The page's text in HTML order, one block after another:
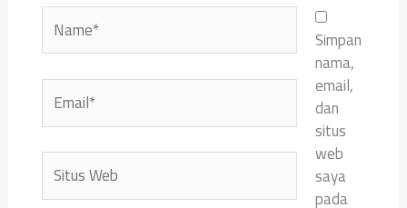
Name*
Email*
Situs
Web
Simpan
nama,
email,
dan
situs
web
saya
pada